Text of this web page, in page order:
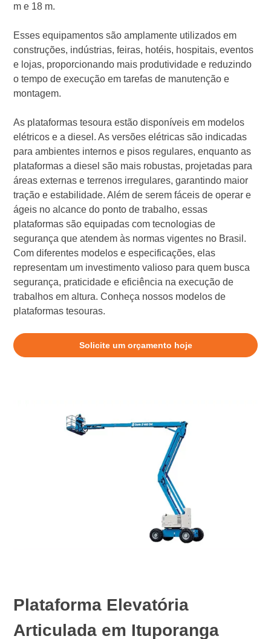
m e 18 m.
Esses equipamentos são amplamente utilizados em
construções, indústrias, feiras, hotéis, hospitais, eventos
e lojas, proporcionando mais produtividade e reduzindo
o tempo de execução em tarefas de manutenção e
montagem.
As plataformas tesoura estão disponíveis em modelos
elétricos e a diesel. As versões elétricas são indicadas
para ambientes internos e pisos regulares, enquanto as
plataformas a diesel são mais robustas, projetadas para
áreas externas e terrenos irregulares, garantindo maior
tração e estabilidade. Além de serem fáceis de operar e
ágeis no alcance do ponto de trabalho, essas
plataformas são equipadas com tecnologias de
segurança que atendem às normas vigentes no Brasil.
Com diferentes modelos e especificações, elas
representam um investimento valioso para quem busca
segurança, praticidade e eficiência na execução de
trabalhos em altura. Conheça nossos modelos de
plataformas tesouras.
Solicite um orçamento hoje
Plataforma Elevatória
Articulada em Ituporanga